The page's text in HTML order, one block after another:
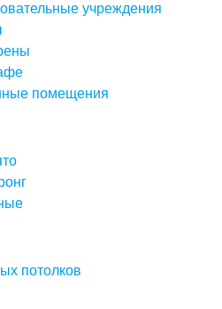
учреждения
помещения
потолков